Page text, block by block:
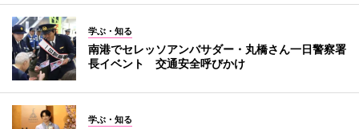
学ぶ・知る
南港でセレッソアンバサダー・丸橋さん一日警察署
長イベント 交通安全呼びかけ
学ぶ・知る